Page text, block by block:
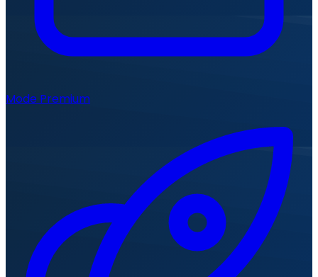
Mode Premium